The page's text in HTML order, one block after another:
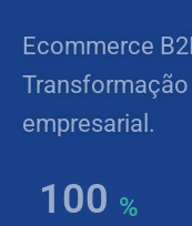
Ecommerce
Transformação
empresarial.
100 %